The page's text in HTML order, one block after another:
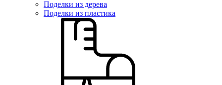
Поделки из дерева
Поделки из пластика